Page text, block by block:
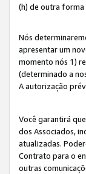
(h) de outra
Nós
apresentar um
momento nós 1)
(determinado a
A autorização
Você garantirá
dos Associados,
atualizadas.
Contrato para o
outras